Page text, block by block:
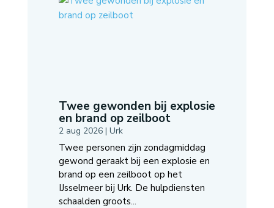
Twee gewonden bij explosie
en brand op zeilboot
2 aug 2026| Urk
Twee personen zijn zondagmiddag
gewond geraakt bij een explosie en
brand op een zeilboot op het
IJsselmeer bij Urk. De hulpdiensten
schaalden groots...